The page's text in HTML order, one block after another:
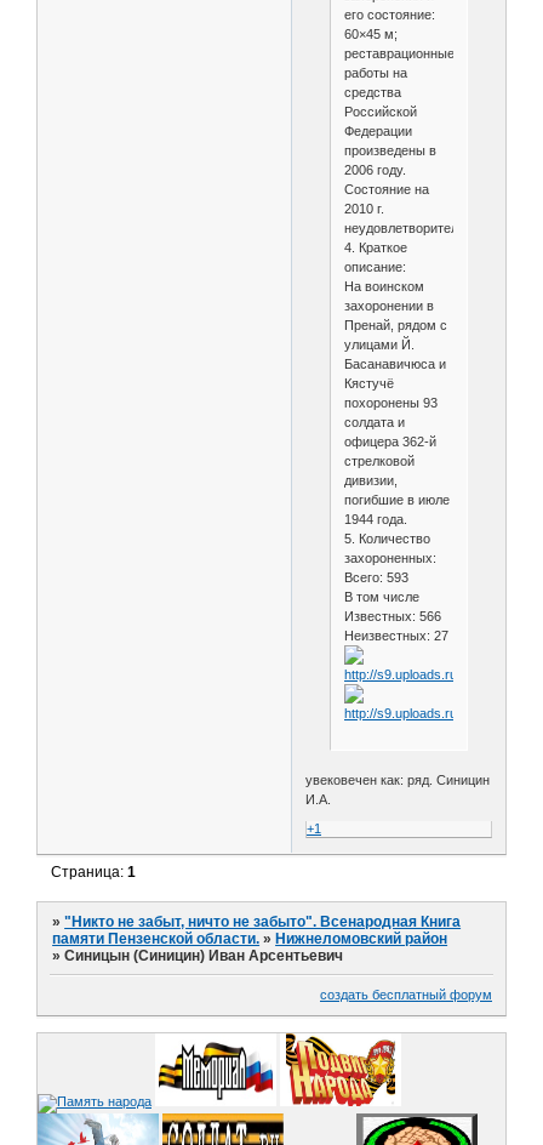
его состояние:
60×45 м;
реставрационные
работы на
средства
Российской
Федерации
произведены в
2006 году.
Состояние на
2010 г.
неудовлетворительное.
4. Краткое
описание:
На воинском
захоронении в
Пренай, рядом с
улицами Й.
Басанавичюса и
Кястучё
похоронены 93
солдата и
офицера 362-й
стрелковой
дивизии,
погибшие в июле
1944 года.
5. Количество
захороненных:
Всего: 593
В том числе
Известных: 566
Неизвестных: 27
увековечен как: ряд. Синицин
И.А.
+1
Страница:1
»"Никто не забыт, ничто не забыто". Всенародная Книга
памяти Пензенской области. » Нижнеломовский район
»Синицын (Синицин) Иван Арсентьевич
создать бесплатный форум